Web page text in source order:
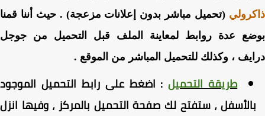
(تحميل مباشر بدون إعلانات مزعجة) . حيث أننا قمنا
عدة روابط لمعاينة الملف قبل التحميل من جوجل
، وكذلك للتحميل المباشر من الموقع .
طريقة التحميل: اضغطعلى رابط التحميل الموجود
، ستفتح لك صفحة التحميل بالمركز ، وفيها انزل